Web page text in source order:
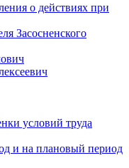
о действиях при
Засосненского
условий труда
и на плановый период